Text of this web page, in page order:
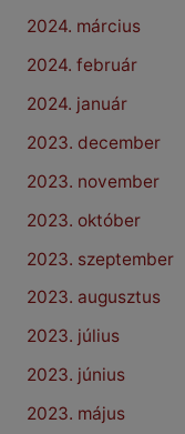
2024. március
2024. február
2024. január
2023. december
2023. november
2023. október
2023. szeptember
2023. augusztus
2023. július
2023. június
2023. május